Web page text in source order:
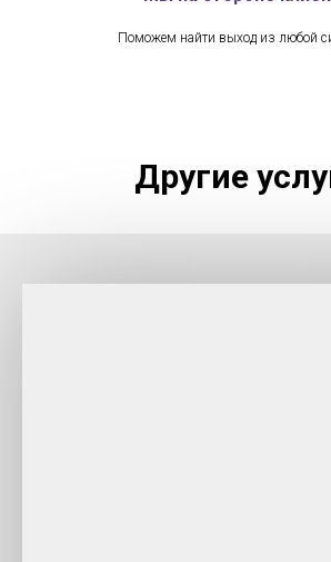
Поможем найти выход из любой
Другие